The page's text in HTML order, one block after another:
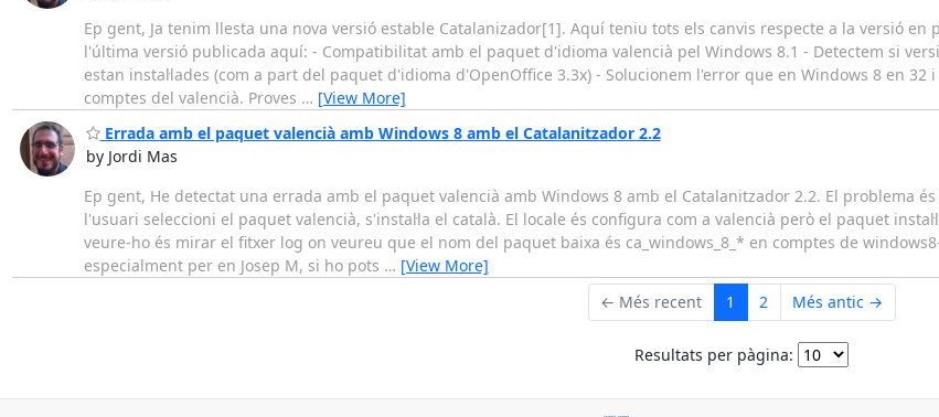
Ep gent, Ja tenim llesta una nova versió estable Catalanizador[1]. Aquí teniu tots els canvis respecte a la versió en
l'última versió publicada aquí: - Compatibilitat amb el paquet d'idioma valencià pel Windows 8.1 - Detectem si
estan instal·lades (com a part del paquet d'idioma d'OpenOffice 3.3x) - Solucionem l'error que en Windows 8 en 32
comptes del valencià. Proves … [View More]
Errada amb el paquet valencià amb Windows 8 amb el Catalanitzador 2.2
by Jordi Mas
Ep gent, He detectat una errada amb el paquet valencià amb Windows 8 amb el Catalanitzador 2.2. El problema
l'usuari seleccioni el paquet valencià, s'instal·la el català. El locale és configura com a valencià però el paquet
veure-ho és mirar el fitxer log on veureu que el nom del paquet baixa és ca_windows_8_* en comptes de
especialment per en Josep M, si ho pots … [View More]
← Més recent 1 2 Més antic →
Resultats per pàgina: